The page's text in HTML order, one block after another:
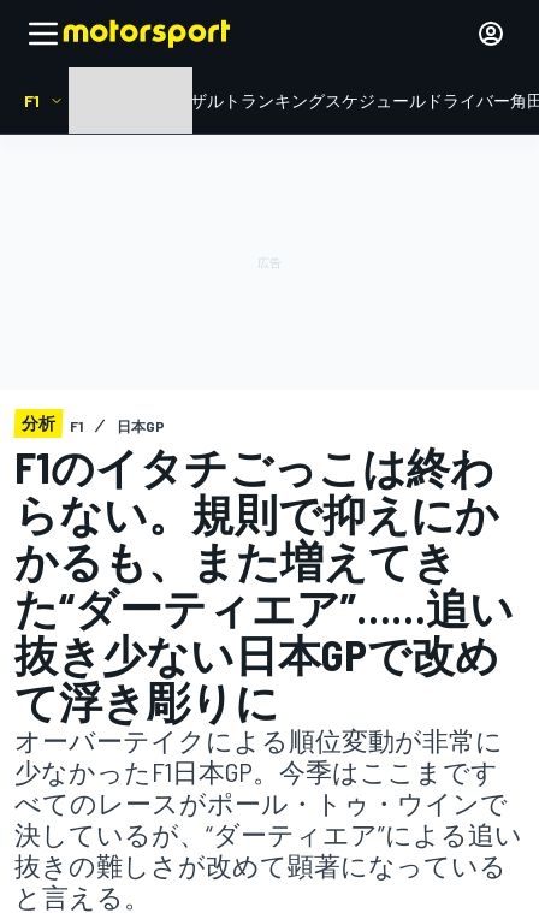
F1 リザルト ランキングスケジュール ドライバー角
分析 F1 日本GP
F1のイタチごっこは終わ
らない。規則で抑えにか
かるも、また増えてき
た“ダーティエア”……追い
抜き少ない日本GPで改め
て浮き彫りに
オーバーテイクによる順位変動が非常に
少なかったF1日本GP。今季はここまです
べてのレースがポール・トゥ・ウインで
決しているが、“ダーティエア”による追い
抜きの難しさが改めて顕著になっている
と言える。